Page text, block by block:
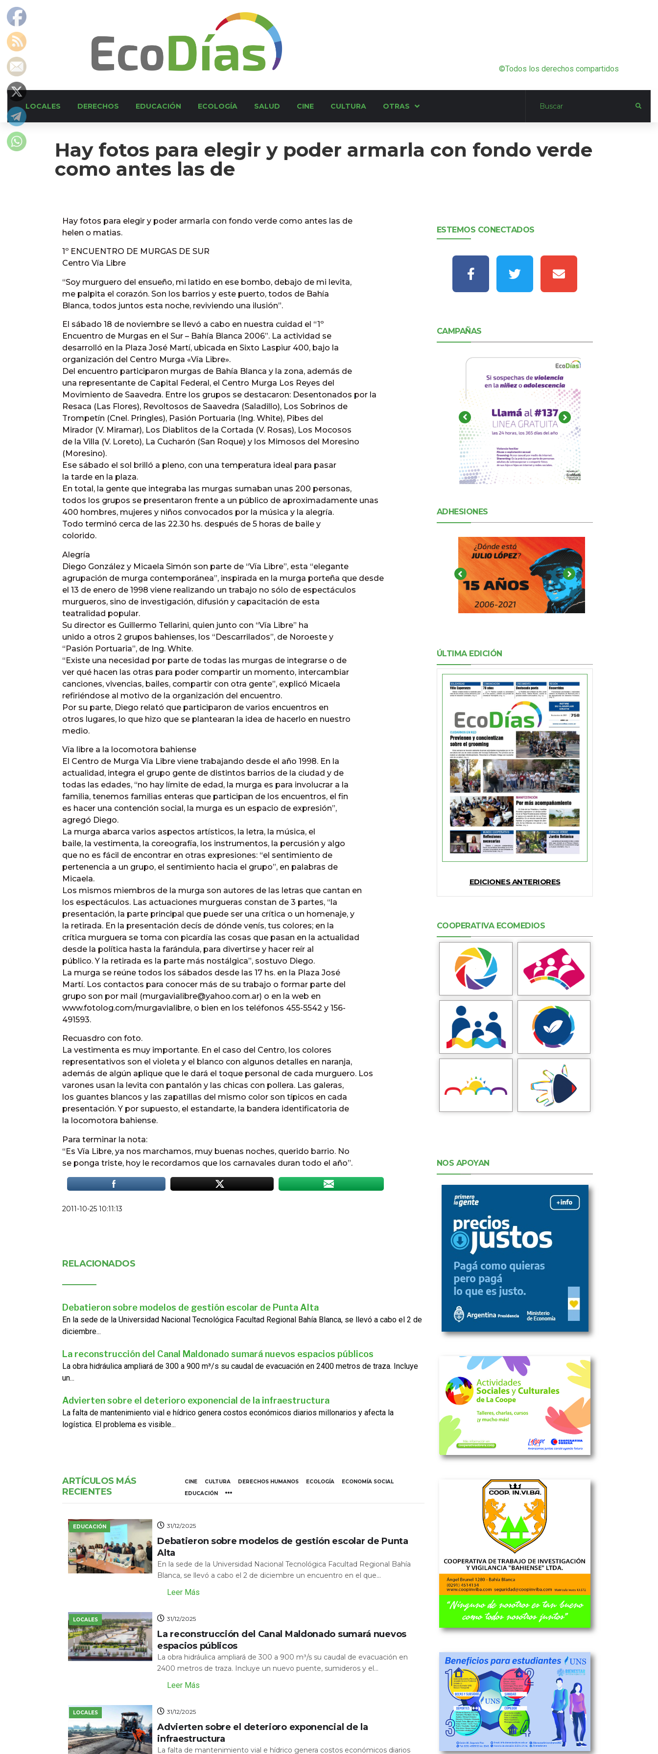
©Todos los derechos compartidos
LOCALES DERECHOS EDUCACIÓN ECOLOGÍA SALUD CINE CULTURA OTRAS
Hay fotos para elegir y poder armarla con fondo verde
como antes las de
Hay fotos para elegir y poder armarla con fondo verde como antes las de
helen o matias.
1º ENCUENTRO DE MURGAS DE SUR
Centro Vía Libre
“Soy murguero del ensueño, mi latido en ese bombo, debajo de mi levita,
me palpita el corazón. Son los barrios y este puerto, todos de Bahía
Blanca, todos juntos esta noche, reviviendo una ilusión”.
El sábado 18 de noviembre se llevó a cabo en nuestra cuidad el “1º
Encuentro de Murgas en el Sur – Bahía Blanca 2006”. La actividad se
desarrolló en la Plaza José Martí, ubicada en Sixto Laspiur 400, bajo la
organización del Centro Murga «Vía Libre».
Del encuentro participaron murgas de Bahía Blanca y la zona, además de
una representante de Capital Federal, el Centro Murga Los Reyes del
Movimiento de Saavedra. Entre los grupos se destacaron: Desentonados por la
Resaca (Las Flores), Revoltosos de Saavedra (Saladillo), Los Sobrinos de
Trompetín (Cnel. Pringles), Pasión Portuaria (Ing. White), Pibes del
Mirador (V. Miramar), Los Diablitos de la Cortada (V. Rosas), Los Mocosos
de la Villa (V. Loreto), La Cucharón (San Roque) y los Mimosos del Moresino
(Moresino).
Ese sábado el sol brilló a pleno, con una temperatura ideal para pasar
la tarde en la plaza.
En total, la gente que integraba las murgas sumaban unas 200 personas,
todos los grupos se presentaron frente a un público de aproximadamente unas
400 hombres, mujeres y niños convocados por la música y la alegría.
Todo terminó cerca de las 22.30 hs. después de 5 horas de baile y
colorido.
Alegría
Diego González y Micaela Simón son parte de “Vía Libre”, esta “elegante
agrupación de murga contemporánea”, inspirada en la murga porteña que desde
el 13 de enero de 1998 viene realizando un trabajo no sólo de espectáculos
murgueros, sino de investigación, difusión y capacitación de esta
teatralidad popular.
Su director es Guillermo Tellarini, quien junto con “Vía Libre” ha
unido a otros 2 grupos bahienses, los “Descarrilados”, de Noroeste y
“Pasión Portuaria”, de Ing. White.
“Existe una necesidad por parte de todas las murgas de integrarse o de
ver qué hacen las otras para poder compartir un momento, intercambiar
canciones, vivencias, bailes, compartir con otra gente”, explicó Micaela
refiriéndose al motivo de la organización del encuentro.
Por su parte, Diego relató que participaron de varios encuentros en
otros lugares, lo que hizo que se plantearan la idea de hacerlo en nuestro
medio.
Vía libre a la locomotora bahiense
El Centro de Murga Vía Libre viene trabajando desde el año 1998. En la
actualidad, integra el grupo gente de distintos barrios de la ciudad y de
todas las edades, “no hay límite de edad, la murga es para involucrar a la
familia, tenemos familias enteras que participan de los encuentros, el fin
es hacer una contención social, la murga es un espacio de expresión”,
agregó Diego.
La murga abarca varios aspectos artísticos, la letra, la música, el
baile, la vestimenta, la coreografía, los instrumentos, la percusión y algo
que no es fácil de encontrar en otras expresiones: “el sentimiento de
pertenencia a un grupo, el sentimiento hacia el grupo”, en palabras de
Micaela.
Los mismos miembros de la murga son autores de las letras que cantan en
los espectáculos. Las actuaciones murgueras constan de 3 partes, “la
presentación, la parte principal que puede ser una crítica o un homenaje, y
la retirada. En la presentación decís de dónde venís, tus colores; en la
crítica murguera se toma con picardía las cosas que pasan en la actualidad
desde la política hasta la farándula, para divertirse y hacer reír al
público. Y la retirada es la parte más nostálgica”, sostuvo Diego.
La murga se reúne todos los sábados desde las 17 hs. en la Plaza José
Martí. Los contactos para conocer más de su trabajo o formar parte del
grupo son por mail (murgavialibre@yahoo.com.ar) o en la web en
www.fotolog.com/murgavialibre, o bien en los teléfonos 455-5542 y 156-
491593.
Recuasdro con foto.
La vestimenta es muy importante. En el caso del Centro, los colores
representativos son el violeta y el blanco con algunos detalles en naranja,
además de algún aplique que le dará el toque personal de cada murguero. Los
varones usan la levita con pantalón y las chicas con pollera. Las galeras,
los guantes blancos y las zapatillas del mismo color son típicos en cada
presentación. Y por supuesto, el estandarte, la bandera identificatoria de
la locomotora bahiense.
Para terminar la nota:
“Es Vía Libre, ya nos marchamos, muy buenas noches, querido barrio. No
se ponga triste, hoy le recordamos que los carnavales duran todo el año”.
2011-10-25 10:11:13
RELACIONADOS
Debatieron sobre modelos de gestión escolar de Punta Alta
En la sede de la Universidad Nacional Tecnológica Facultad Regional Bahía Blanca, se llevó a cabo el 2 de
diciembre...
La reconstrucción del Canal Maldonado sumará nuevos espacios públicos
La obra hidráulica ampliará de 300 a 900 m³/s su caudal de evacuación en 2400 metros de traza. Incluye
un...
Advierten sobre el deterioro exponencial de la infraestructura
La falta de mantenimiento vial e hídrico genera costos económicos diarios millonarios y afecta la
logística. El problema es visible...
ARTÍCULOS MÁS
RECIENTES
CINE CULTURA DERECHOS HUMANOS ECOLOGÍA
ECONOMÍA SOCIAL
EDUCACIÓN
EDUCACIÓN 31/12/2025
Debatieron sobre modelos de gestión escolar de Punta
Alta
En la sede de la Universidad Nacional Tecnológica Facultad Regional Bahía
Blanca, se llevó a cabo el 2 de diciembre un encuentro en el que...
Leer Más
LOCALES 31/12/2025
La reconstrucción del Canal Maldonado sumará nuevos
espacios públicos
La obra hidráulica ampliará de 300 a 900 m³/s su caudal de evacuación en
2400 metros de traza. Incluye un nuevo puente, sumideros y el...
Leer Más
LOCALES 31/12/2025
Advierten sobre el deterioro exponencial de la
infraestructura
La falta de mantenimiento vial e hídrico genera costos económicos diarios
ESTEMOS CONECTADOS
CAMPAÑAS
ADHESIONES
ÚLTIMA EDICIÓN
EDICIONES ANTERIORES
COOPERATIVA ECOMEDIOS
NOS APOYAN